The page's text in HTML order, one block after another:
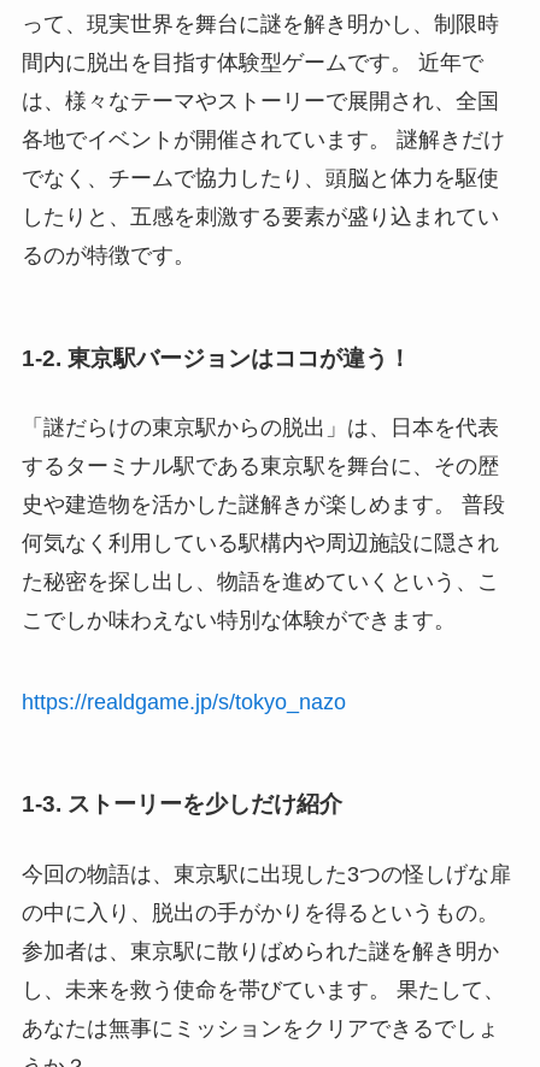
って、現実世界を舞台に謎を解き明かし、制限時
間内に脱出を目指す体験型ゲームです。 近年で
は、様々なテーマやストーリーで展開され、全国
各地でイベントが開催されています。 謎解きだけ
でなく、チームで協力したり、頭脳と体力を駆使
したりと、五感を刺激する要素が盛り込まれてい
るのが特徴です。
1-2. 東京駅バージョンはココが違う！
「謎だらけの東京駅からの脱出」は、日本を代表
するターミナル駅である東京駅を舞台に、その歴
史や建造物を活かした謎解きが楽しめます。 普段
何気なく利用している駅構内や周辺施設に隠され
た秘密を探し出し、物語を進めていくという、こ
こでしか味わえない特別な体験ができます。
https://realdgame.jp/s/tokyo_nazo
1-3. ストーリーを少しだけ紹介
今回の物語は、東京駅に出現した3つの怪しげな扉
の中に入り、脱出の手がかりを得るというもの。
参加者は、東京駅に散りばめられた謎を解き明か
し、未来を救う使命を帯びています。 果たして、
あなたは無事にミッションをクリアできるでしょ